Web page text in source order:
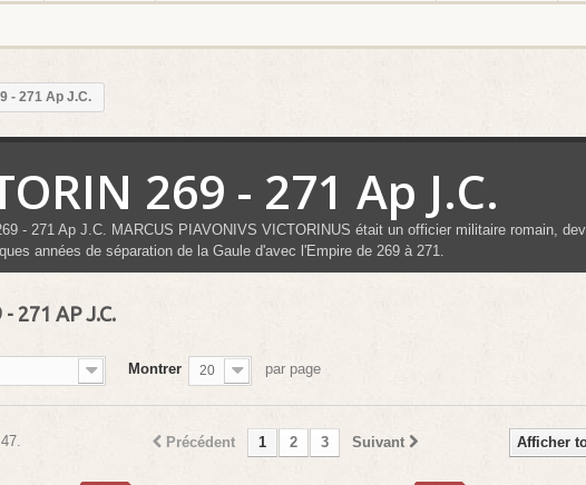
- 271 Ap J.C.
269 - 271 Ap J.C.
- 271 Ap J.C. MARCUS PIAVONIVS VICTORINUS était un officier militaire romain,
années de séparation de la Gaule d'avec l'Empire de 269 à 271.
271 AP J.C.
Montrer 20 par page
Afficher
Précédent 1 2 3 Suivant